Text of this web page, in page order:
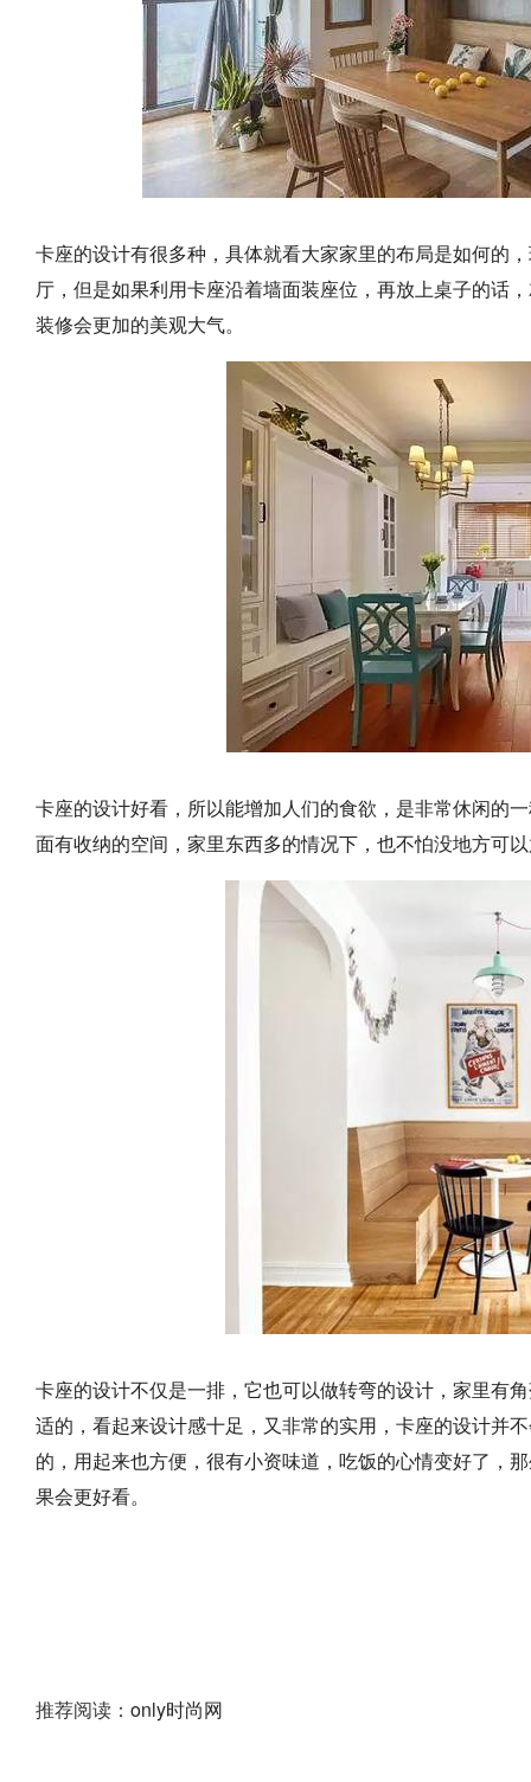
卡座的设计有很多种，具体就看大家家里的布局是如何的
厅，但是如果利用卡座沿着墙面装座位，再放上桌子的话
装修会更加的美观大气。
卡座的设计好看，所以能增加人们的食欲，是非常休闲的
面有收纳的空间，家里东西多的情况下，也不怕没地方可
卡座的设计不仅是一排，它也可以做转弯的设计，家里有
适的，看起来设计感十足，又非常的实用，卡座的设计并
的，用起来也方便，很有小资味道，吃饭的心情变好了，
果会更好看。
推荐阅读： only时尚网